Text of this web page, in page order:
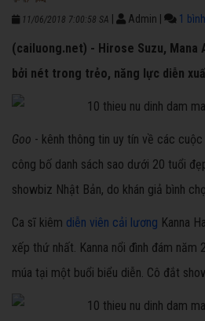
11/06/2018 7:00:58 SA Admin 1
(cailuong.net) - Hirose Suzu, Mana
bởi nét trong trẻo, năng lực diễn
Goo - kênh thông tin uy tín về các
công bố danh sách sao dưới 20 tuổi
showbiz Nhật Bản, do khán giả bình
Ca sĩ kiêm diễn viên cải lương Kanna
xếp thứ nhất. Kanna nổi đình đám năm
múa tại một buổi biểu diễn. Cô đắt